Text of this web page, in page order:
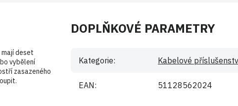
deset
vybělení
zasazeného
DOPLŇKOVÉ PARAMETRY
Kategorie: Kabelové
EAN: 51128562024